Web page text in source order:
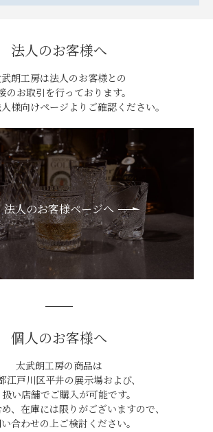
法人のお客様へ
朗工房は法人のお客様との
のお取引を行っております。
様向けページよりご確認ください。
法人のお客様ページへ
個人のお客様へ
太武朗工房の商品は
江戸川区平井の展示場および、
い店舗でご購入が可能です。
、在庫には限りがございますので、
合わせの上ご検討ください。